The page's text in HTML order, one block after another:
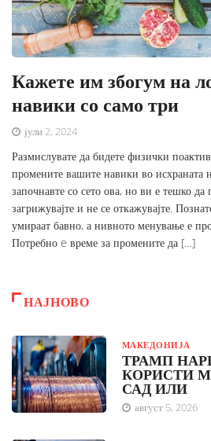
Кажете им збогум на
навики со само три
јули 2, 2024
Размислувате да бидете физички
промените вашите навики во исхраната
започнавте со сето ова, но ви е тешко
загрижувајте и не се откажувајте.
умираат бавно, а нивното менување е
Потребно e време за промените да […]
НАЈНОВО
МАКЕДОНИЈА
ТРАМП
КОРИСТИ
САД ИЛИ
август 5, 2026